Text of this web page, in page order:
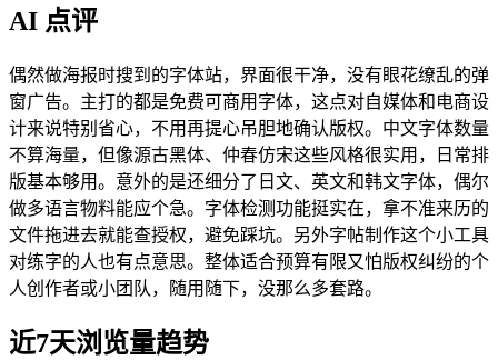
AI 点评
偶然做海报时搜到的字体站，界面很干净，没有眼花缭乱的弹
窗广告。主打的都是免费可商用字体，这点对自媒体和电商设
计来说特别省心，不用再提心吊胆地确认版权。中文字体数量
不算海量，但像源古黑体、仲春仿宋这些风格很实用，日常排
版基本够用。意外的是还细分了日文、英文和韩文字体，偶尔
做多语言物料能应个急。字体检测功能挺实在，拿不准来历的
文件拖进去就能查授权，避免踩坑。另外字帖制作这个小工具
对练字的人也有点意思。整体适合预算有限又怕版权纠纷的个
人创作者或小团队，随用随下，没那么多套路。
近7天浏览量趋势